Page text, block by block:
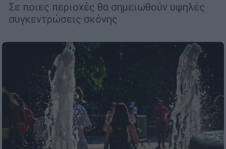
Σε ποιες περιοχές θα σημειωθούν υψηλές
συγκεντρώσεις σκόνης